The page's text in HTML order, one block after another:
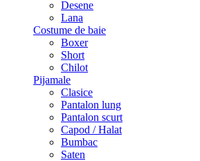
Desene
Lana
Costume de baie
Boxer
Short
Chilot
Pijamale
Clasice
Pantalon lung
Pantalon scurt
Capod / Halat
Bumbac
Saten